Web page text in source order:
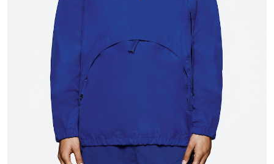
#ととけん #MOVIE
#LIFESTYLE #OUTDOOR
#SPORTS #HANDSOME HANDBOOK